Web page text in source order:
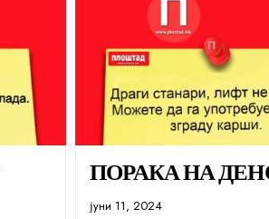
ПОРАКА НА
јуни 11, 2024